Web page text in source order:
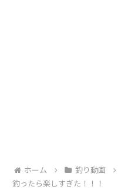
ホーム 釣り動画
釣ったら楽しすぎた！！！